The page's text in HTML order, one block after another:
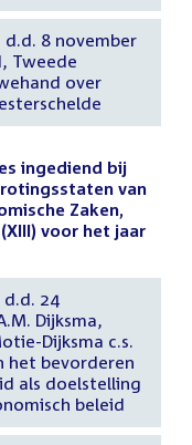
8 november
Tweede
over
ingediend bij
van
Zaken,
voor het jaar
d.d. 24
Dijksma,
Dijksma c.s.
het bevorderen
als doelstelling
beleid